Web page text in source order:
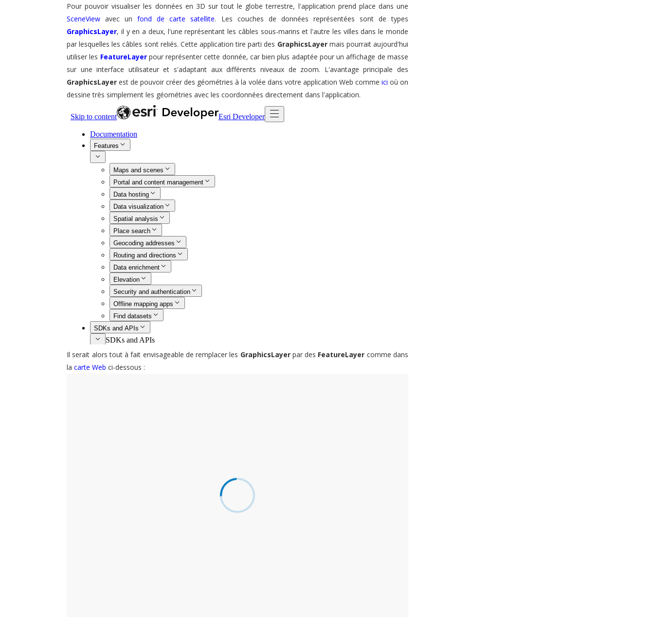
Pour pouvoir visualiser les données en 3D sur tout le globe terrestre, l'application prend place dans une
SceneView avec unfond de carte satellite. Les couches de données représentées sont de types
GraphicsLayer, il y en a deux, l'une représentant les câbles sous-marins et l'autre les villes dans le monde
par lesquelles les câbles sont reliés. Cette application tire parti des GraphicsLayermais pourrait aujourd'hui
utiliser les FeatureLayerpour représenter cette donnée, car bien plus adaptée pour un affichage de masse
sur une interface utilisateur et s'adaptant aux différents niveaux de zoom. L'avantage principale des
GraphicsLayer est de pouvoir créer des géométries à la volée dans votre application Web comme ici où on
dessine très simplement les géométries avec les coordonnées directement dans l'application.
Il serait alors tout à fait envisageable de remplacer les GraphicsLayerpar des FeatureLayer comme dans
la carte Web ci-dessous :